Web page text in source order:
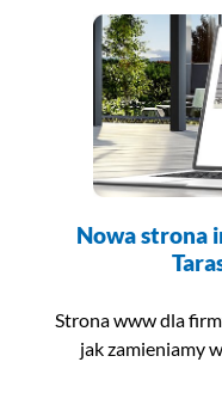
Nowa strona
Strona www dla
jak zamieniamy